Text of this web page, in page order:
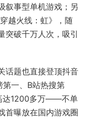
叙事型单机游戏；另
越火线：虹》，随
突破千万人次，吸引
话题也直接登顶抖音
一、B站热搜第
达1200多万——不单
首曝放在国内游戏圈